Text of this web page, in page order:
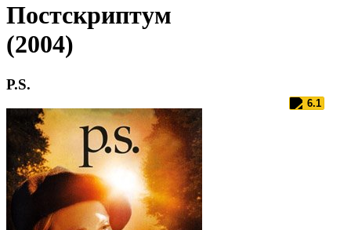
Постскриптум
(2004)
P.S.
6.1